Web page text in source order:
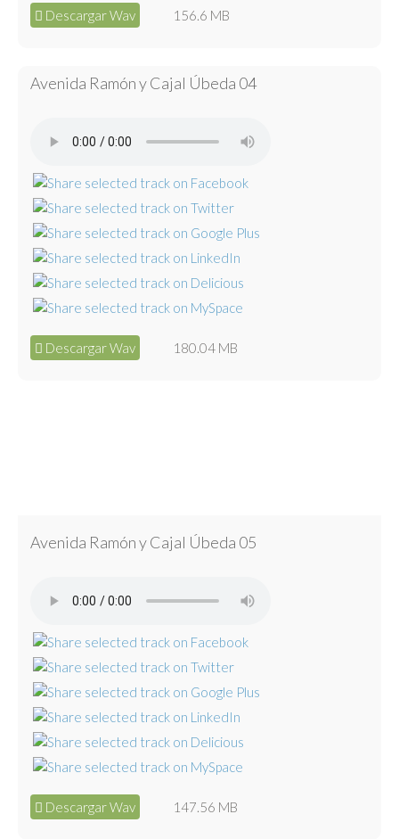
Descargar Wav 156.6 MB
Avenida Ramón y Cajal Úbeda 04
Descargar Wav 180.04 MB
Avenida Ramón y Cajal Úbeda 05
Descargar Wav 147.56 MB